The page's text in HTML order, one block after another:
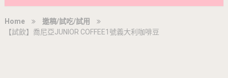
Home
邀稿/試吃/試用
【試飲】喬尼亞JUNIOR COFFEE1號義大利咖啡豆